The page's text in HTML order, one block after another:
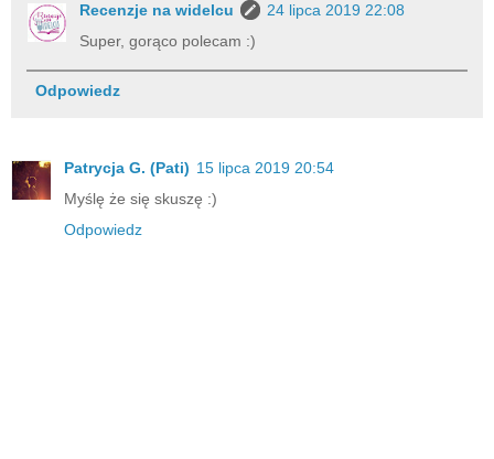
Recenzje na widelcu
24 lipca 2019 22:08
Super, gorąco polecam :)
Odpowiedz
Patrycja G. (Pati) 15 lipca 2019 20:54
Myślę że się skuszę :)
Odpowiedz